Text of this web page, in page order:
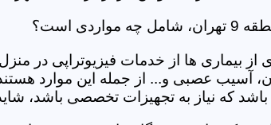
است؟
بیماری ها از خدمات فیزیوتراپی در
آسیب عصبی و... از جمله این موارد
که نیاز به تجهیزات تخصصی باشد، شاید